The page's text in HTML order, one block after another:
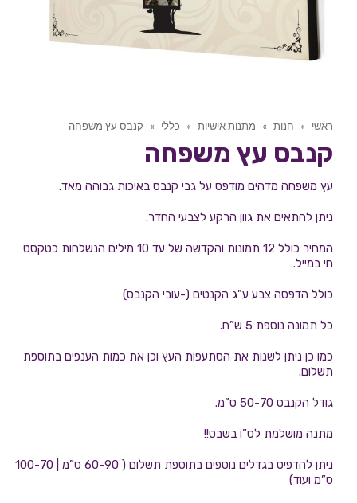
ראשי » חנות » מתנות אישיות » כללי » קנבס עץ משפחה
קנבס עץ משפחה
עץ משפחה מדהים מודפס על גבי קנבס באיכות גבוהה מאד.
ניתן להתאים את גוון הרקע לצבעי החדר.
המחיר כולל 12 תמונות והקדשה של עד 10 מילים הנשלחות כטקסט
חי במייל.
כולל הדפסה צבע ע"ג הקנטים (-עובי הקנבס)
כל תמונה נוספת 5 ש”ח.
כמו כן ניתן לשנות את הסתעפות העץ וכן את כמות הענפים בתוספת
תשלום.
גודל הקנבס 50-70 ס”מ.
מתנה מושלמת לט”ו בשבט!!
ניתן להדפיס בגדלים נוספים בתוספת תשלום ( 60-90 ס”מ | 100-70
ס”מ ועוד)